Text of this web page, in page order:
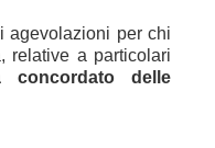
agevolazioni per chi
relative a particolari
concordato delle